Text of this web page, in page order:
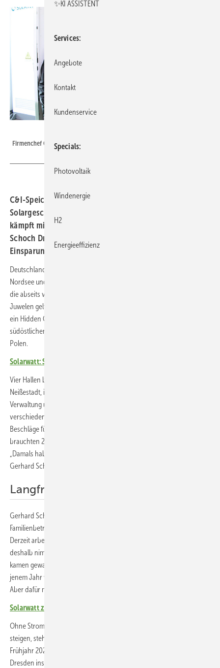
Firmenchef Gerhard Schoch (Mitte) mit dem Projektteam von Solarwatt.
C&I-Speichersysteme werden im kommerziellen
Solargeschäft immer wichtiger. Denn die Wirtschaft
kämpft mit hohen Energiekosten. Bei der Firma Gerhard
Schoch Druckgiesstechnik in Görlitz wurden erhebliche
Einsparungen erzielt – in kurzer Zeit.
Deutschland ist Wirtschaftsland, dafür ist es berühmt. Zwischen
Nordsee und Alpen gibt es überall kleine und mittlere Unternehmen,
die abseits vom Rampenlicht stehen und dennoch als versteckte
Juwelen gelten. Die Firma Gerhard Schoch Druckgiesstechnik ist so
ein Hidden Champion. Sie sitzt in Görlitz an der Neiße, im
südöstlichen Zipfel von Sachsen, im Dreiländereck zu Tschechien und
Polen.
Solarwatt: Solarfassade für Forschungsinstitut in Dresden
Vier Hallen betreibt G-S-D im Gewerbegebiet am Flughafen der
Neißestadt, insgesamt rund 4.000 Quadratmeter für Vertrieb,
Verwaltung und Produktion. Dort werden Präzisionsteile für
verschiedene Branchen gefertigt, beispielsweise Kolben oder
Beschläge für den Bau. Gießerei, Härteöfen und Zerspanung
brauchten 2021 rund 434.000 Kilowattstunden Strom aus dem Netz.
„Damals haben wir 122.000 Euro bezahlt“, erinnert sich Firmenchef
Gerhard Schoch.
Langfristig denken und planen
Gerhard Schoch siedelte sich vor 20 Jahren in Görlitz an, der
Familienbetrieb wird mittlerweile in der dritten Generation geführt.
Derzeit arbeiten rund 20 Leute in der Firma. Schoch denkt langfristig,
deshalb nimmt er die Energiekosten genau unter die Lupe. „2022
kamen gewaltige Preissprünge“, erinnert er sich. „Zwar haben wir in
jenem Jahr weniger Strom gebraucht, nur 342.000 Kilowattstunden.
Aber dafür mussten wir 169.000 Euro zahlen.“
Solarwatt zeigt modularen Speicher mit Notstrom
Ohne Strom läuft in seinem Betrieb nichts. Wenn die Kosten weiter so
steigen, stehen bald alle Räder still. Deshalb ließ Gerhard Schoch im
Frühjahr 2023 eine Solaranlage auf seine Dächer setzen. Solarwatt aus
Dresden installierte knapp 300 Kilowatt, 780 Solarmodule nach Osten
✨KI ASSISTENT
Services
Angebote
Kontakt
Kundenservice
Specials
Photovoltaik
Windenergie
H2
Energieeffizienz